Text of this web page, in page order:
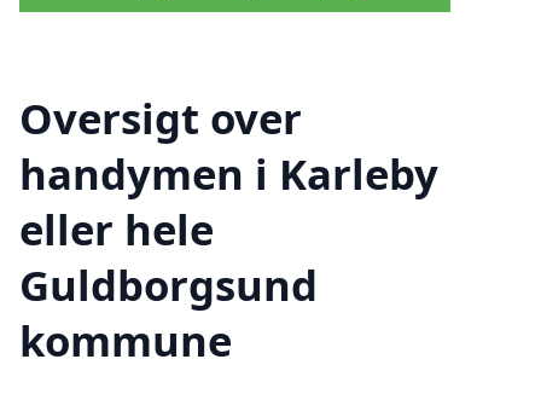
Oversigt over
handymen i Karleby
eller hele
Guldborgsund
kommune